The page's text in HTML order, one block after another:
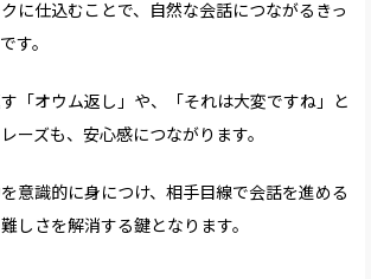
クに仕込むことで、自然な会話につながるきっ
す。
「オウム返し」や、「それは大変ですね」と
ーズも、安心感につながります。
意識的に身につけ、相手目線で会話を進める
しさを解消する鍵となります。